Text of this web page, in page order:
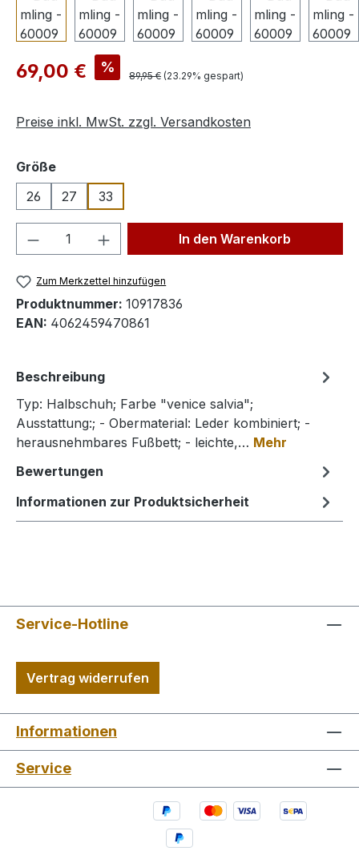
Verkaufspreis:
69,00 € % Regulärer Preis:
89,95 € (23.29% gespart)
Preise inkl. MwSt. zzgl. Versandkosten
Größeauswählen
26
27 33
Produkt Anzahl: Gib denIn den Warenkorb
Zum Merkzettel hinzufügen
Produktnummer: 10917836
EAN: 4062459470861
Beschreibung
Typ: Halbschuh; Farbe "venice salvia";
Ausstattung:; - Obermaterial: Leder kombiniert; -
herausnehmbares Fußbett; - leichte,… Mehr
Bewertungen
Informationen zur Produktsicherheit
Service-Hotline
Vertrag widerrufen
Informationen
Service